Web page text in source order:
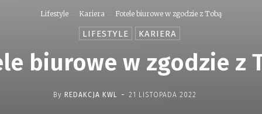
Lifestyle Kariera Fotele biurowe w zgodzie z Tobą
LIFESTYLE KARIERA
biurowe w zgodzie z
By REDAKCJA KWL - 21 LISTOPADA 2022